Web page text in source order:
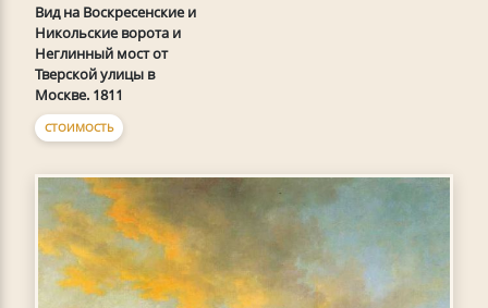
Вид на Воскресенские и
Никольские ворота и
Неглинный мост от
Тверской улицы в
Москве. 1811
СТОИМОСТЬ